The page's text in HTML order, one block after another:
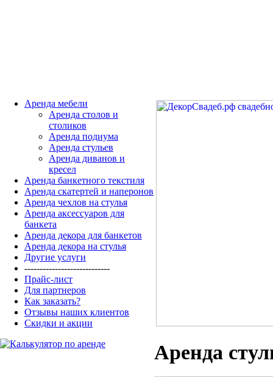
Аренда мебели
Аренда столов и
столиков
Аренда подиума
Аренда стульев
Аренда диванов и
кресел
Аренда банкетного текстиля
Аренда скатертей и наперонов
Аренда чехлов на стулья
Аренда аксессуаров для
банкета
Аренда декора для банкетов
Аренда декора на стулья
Другие услуги
----------------------------
Прайс-лист
Для партнеров
Как заказать?
Отзывы наших клиентов
Скидки и акции
Аренда